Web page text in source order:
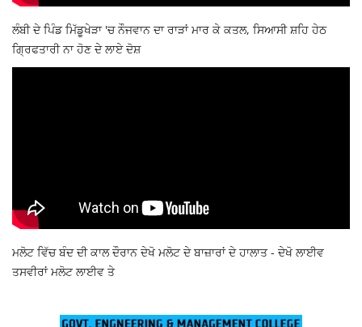
ਲੰਬੀ ਦੇ ਪਿੰਡ ਮਿੱਡੂਖੇੜਾ 'ਚ ਨੌਜਵਾਨ ਦਾ ਰਾੜਾਂ ਮਾਰ ਕੇ ਕਤਲ, ਸਿਆਸੀ ਸ਼ਹਿ ਹੇਠ
ਗ੍ਰਿਫਤਾਰੀ ਨਾ ਹੋਣ ਦੇ ਲਾਏ ਦੋਸ਼
ਮਲੋਟ ਵਿੱਚ ਬੰਦ ਦੀ ਕਾਲ ਦੌਰਾਨ ਦੇਖੋ ਮਲੋਟ ਦੇ ਬਾਜ਼ਾਰਾਂ ਦੇ ਹਾਲਾਤ - ਦੇਖੋ ਲਾਈਵ
ਤਸਵੀਰਾਂ ਮਲੋਟ ਲਾਈਵ ਤੇ